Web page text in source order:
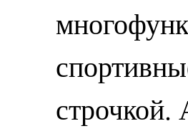
строчкой.